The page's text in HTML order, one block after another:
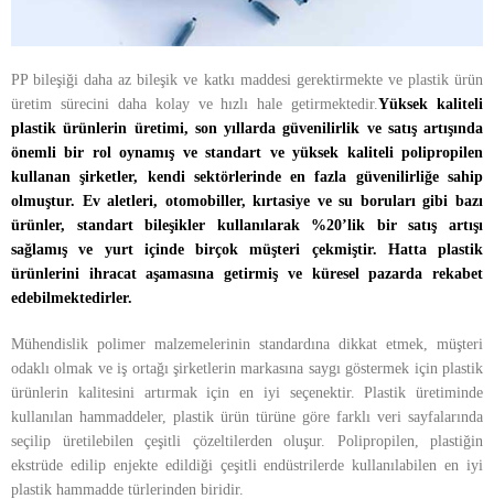
PP bileşiği daha az bileşik ve katkı maddesi gerektirmekte ve plastik ürün
üretim sürecini daha kolay ve hızlı hale getirmektedir.Yüksek kaliteli
plastik ürünlerin üretimi, son yıllarda güvenilirlik ve satış artışında
önemli bir rol oynamış ve standart ve yüksek kaliteli polipropilen
kullanan şirketler, kendi sektörlerinde en fazla güvenilirliğe sahip
olmuştur. Ev aletleri, otomobiller, kırtasiye ve su boruları gibi bazı
ürünler, standart bileşikler kullanılarak %20’lik bir satış artışı
sağlamış ve yurt içinde birçok müşteri çekmiştir. Hatta plastik
ürünlerini ihracat aşamasına getirmiş ve küresel pazarda rekabet
edebilmektedirler.
Mühendislik polimer malzemelerinin standardına dikkat etmek, müşteri
odaklı olmak ve iş ortağı şirketlerin markasına saygı göstermek için plastik
ürünlerin kalitesini artırmak için en iyi seçenektir. Plastik üretiminde
kullanılan hammaddeler, plastik ürün türüne göre farklı veri sayfalarında
seçilip üretilebilen çeşitli çözeltilerden oluşur. Polipropilen, plastiğin
ekstrüde edilip enjekte edildiği çeşitli endüstrilerde kullanılabilen en iyi
plastik hammadde türlerinden biridir.